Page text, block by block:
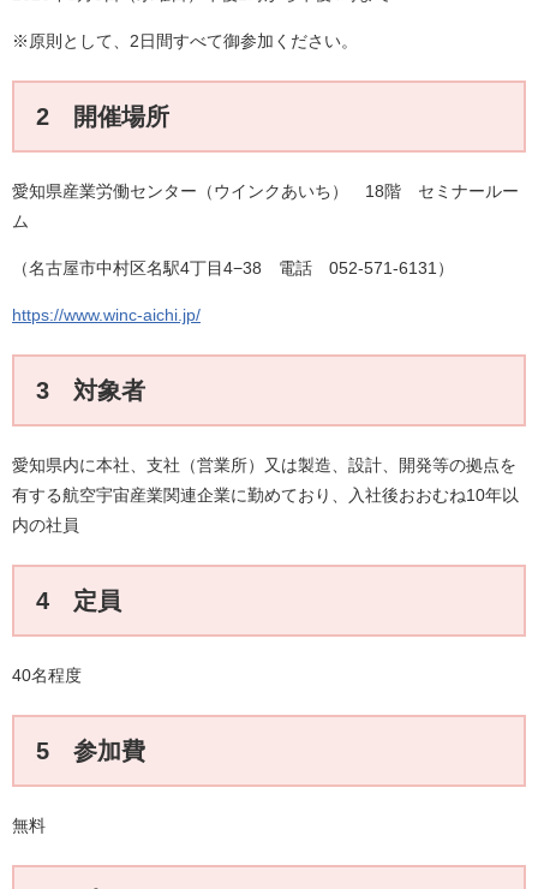
※原則として、2日間すべて御参加ください。
2 開催場所
愛知県産業労働センター（ウインクあいち） 18階 セミナールー
ム
（名古屋市中村区名駅4丁目4−38 電話 052-571-6131）
https://www.winc-aichi.jp/
3 対象者
愛知県内に本社、支社（営業所）又は製造、設計、開発等の拠点を
有する航空宇宙産業関連企業に勤めており、入社後おおむね10年以
内の社員
4 定員
40名程度
5 参加費
無料